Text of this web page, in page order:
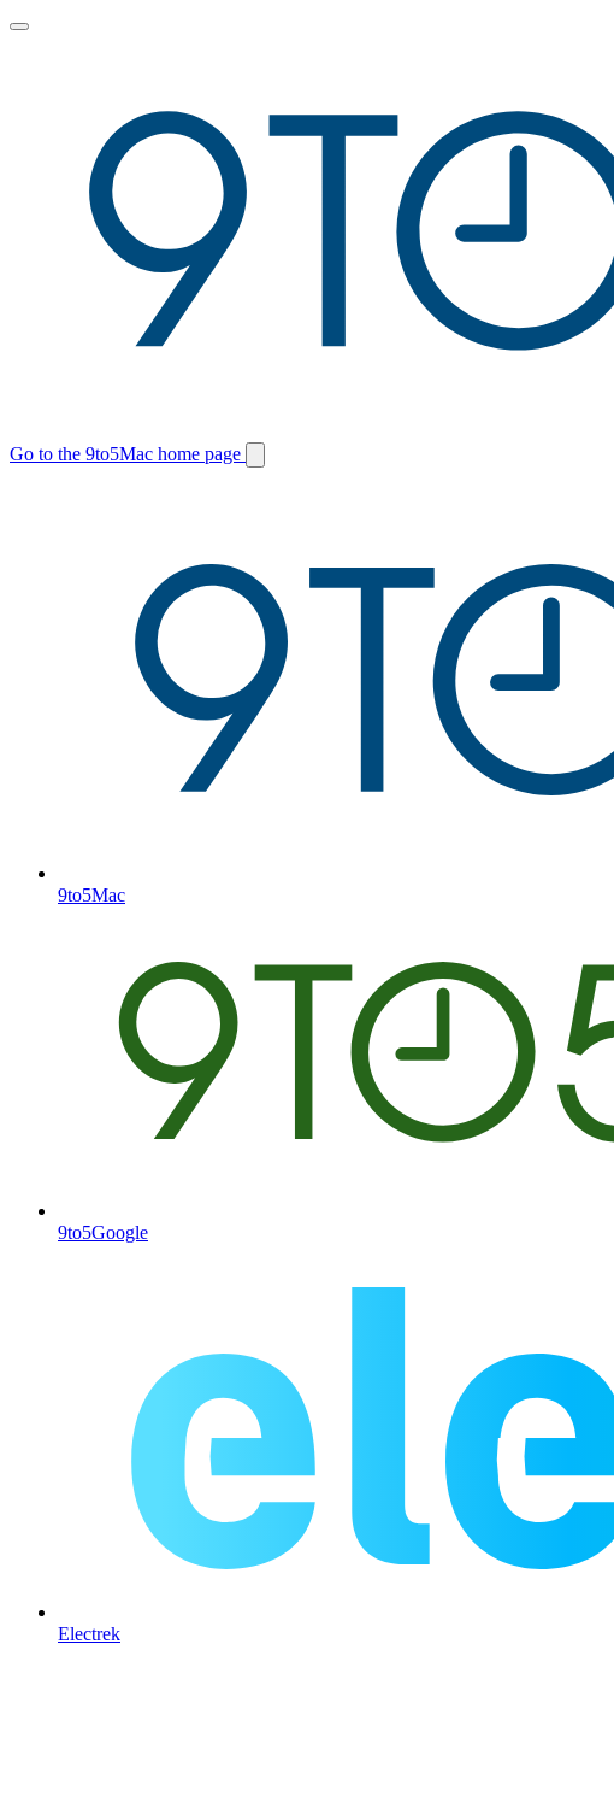
Toggle
Go to the 9to5Mac home page
Switch
9to5Mac
9to5Google
Electrek